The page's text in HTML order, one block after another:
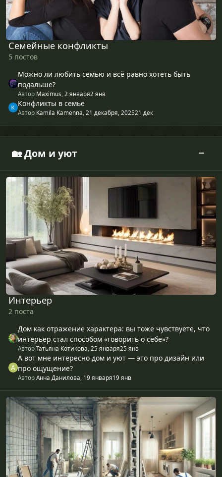
Семейные конфликты
5 постов
Можно ли любить семью и всё равно хотеть быть
подальше?
Автор Maximus 2 января2 янв
Конфликты в семье
Автор Kamila Kamenna 21 декабря, 202521 дек
🏡 Дом и уют
Интерьер
Интерьер
2 поста
Дом как отражение характера: вы тоже чувствуете, что
интерьер стал способом «говорить о себе»?
АвторТатьяна Котикова,25 января25 янв
А вот мне интересно дом и уют — это про дизайн или
про ощущение?
АвторАнна Данилова, 19 января19 янв
Ремонт